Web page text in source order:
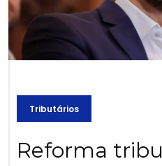
Tributários
Reforma